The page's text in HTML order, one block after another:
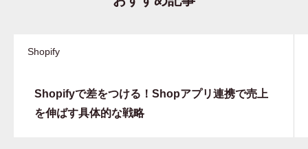
Shopify
Shopifyで差をつける！Shopアプリ連携で売上
を伸ばす具体的な戦略